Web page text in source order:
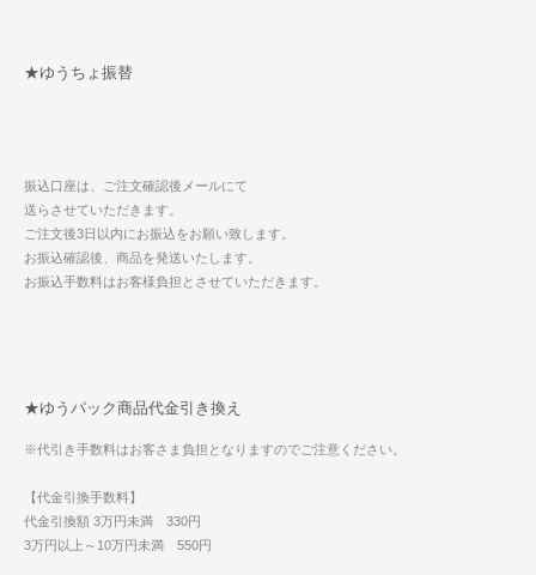
★ゆうちょ振替
振込口座は、ご注文確認後メールにて
送らさせていただきます。
ご注文後3日以内にお振込をお願い致します。
お振込確認後、商品を発送いたします。
お振込手数料はお客様負担とさせていただきます。
★ゆうパック商品代金引き換え
※代引き手数料はお客さま負担となりますのでご注意ください。
【代金引換手数料】
代金引換額 3万円未満 330円
3万円以上～10万円未満 550円